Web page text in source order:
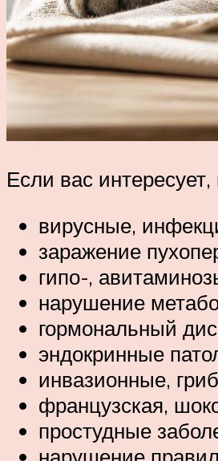
Если вас
вирусные,
заражение
гипо-,
нарушение
гормональный
эндокринные
инвазионные,
французская,
простудные